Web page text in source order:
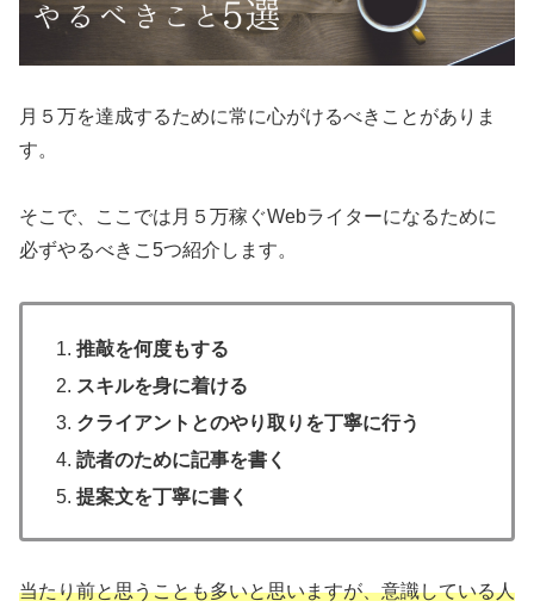
月５万を達成するために常に心がけるべきことがありま
す。
そこで、ここでは月５万稼ぐWebライターになるために
必ずやるべきこ5つ紹介します。
推敲を何度もする
スキルを身に着ける
クライアントとのやり取りを丁寧に行う
読者のために記事を書く
提案文を丁寧に書く
当たり前と思うことも多いと思いますが、意識している人